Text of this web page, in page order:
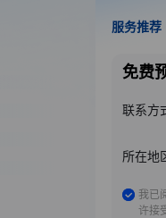
服务推荐
免费
联系方
所在地
我已
许接